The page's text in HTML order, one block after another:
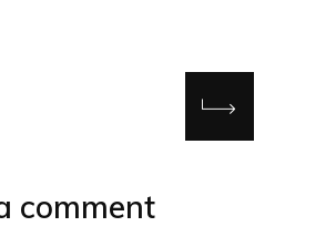
comment